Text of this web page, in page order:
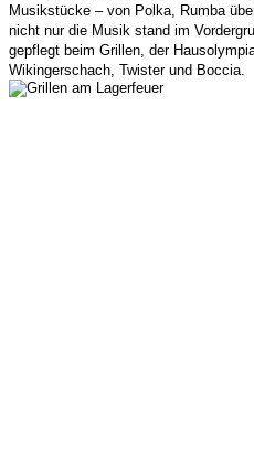
Musikstücke – von Polka, Rumba
nicht nur die Musik stand im
gepflegt beim Grillen, der
Wikingerschach, Twister und Boccia.